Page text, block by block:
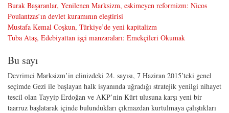
Burak Başaranlar, Yenilenen Marksizm, eskimeyen reformizm: Nicos
Poulantzas’ın devlet kuramının eleştirisi
Mustafa Kemal Coşkun, Türkiye’de yeni kapitalizm
Tuba Ataş, Edebiyattan işçi manzaraları: Emekçileri Okumak
Bu sayı
Devrimci Marksizm’in elinizdeki 24. sayısı, 7 Haziran 2015’teki genel
seçimde Gezi ile başlayan halk isyanında uğradığı stratejik yenilgi nihayet
tescil olan Tayyip Erdoğan ve AKP’nin Kürt ulusuna karşı yeni bir
taarruz başlatarak içinde bulundukları çıkmazdan kurtulmaya çalıştıkları